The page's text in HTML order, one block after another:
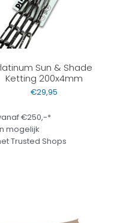
Sun & Shade
Ketting 200x4mm
€29,95
€250,-*
mogelijk
Trusted Shops